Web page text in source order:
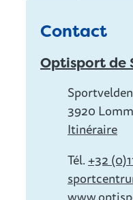
Contact
Optisport de
Adresse
,3920
Itinéraire
+32
E-mail